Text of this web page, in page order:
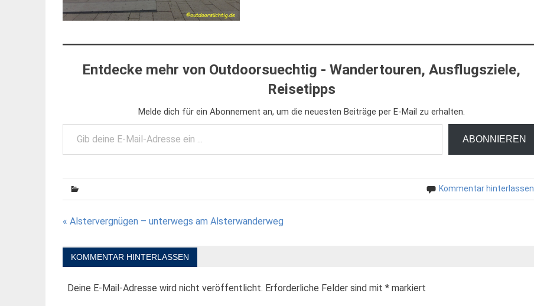
Entdecke mehr von Outdoorsuechtig - Wandertouren, Ausflugsziele,
Reisetipps
Melde dich für ein Abonnement an, um die neuesten Beiträge per E-Mail zu erhalten.
Gib deine E-Mail-Adresse ein ...
ABONNIEREN
Kommentar hinterlassen
Beitragsnavigation
« Alstervergnügen – unterwegs am Alsterwanderweg
KOMMENTAR HINTERLASSEN
Deine E-Mail-Adresse wird nicht veröffentlicht. Erforderliche Felder sind mit *markiert